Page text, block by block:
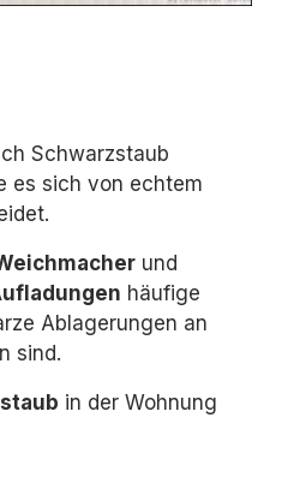
Schwarzstaub
es sich von echtem
und
häufige
Ablagerungen an
sind.
in der Wohnung